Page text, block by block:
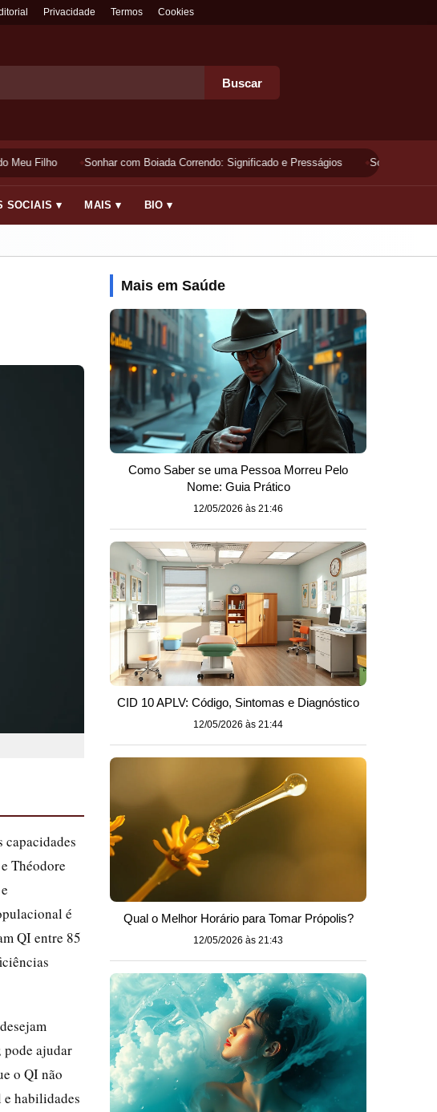
Privacidade Termos Cookies
Buscar
Meu Filho Sonhar com Boiada Correndo: Significado e Presságios Sonhar
SOCIAIS ▾ MAIS ▾ BIO ▾
Théodore
é
QI entre 85
pode ajudar
o QI não
habilidades
Mais em Saúde
Como Saber se uma Pessoa Morreu Pelo
Nome: Guia Prático
12/05/2026 às 21:46
CID 10 APLV: Código, Sintomas e Diagnóstico
12/05/2026 às 21:44
Qual o Melhor Horário para Tomar Própolis?
12/05/2026 às 21:43